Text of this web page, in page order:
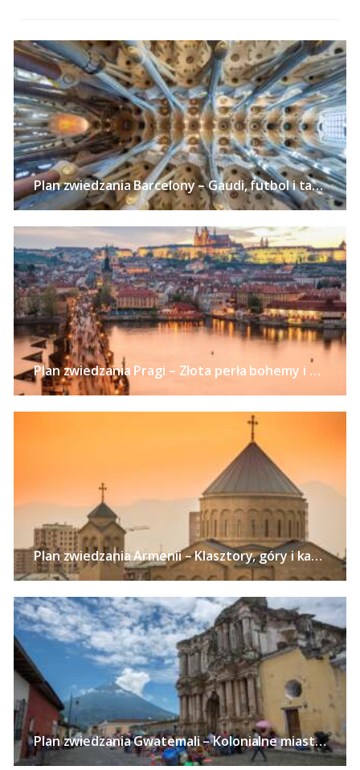
Plan zwiedzania Barcelony – Gaudi, futbol i tapas w stolicy Katalonii
Plan zwiedzania Pragi – Złota perła bohemy i alchemii
Plan zwiedzania Armenii – Klasztory, góry i kaniony Kaukazu, szaszłyki i słynny koniak
Plan zwiedzania Gwatemali – Kolonialne miasta, Jezioro Atitlan, kawa i wulkany